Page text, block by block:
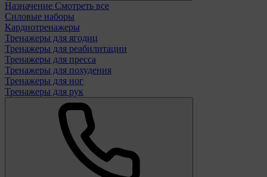
Назначение Смотреть все
Силовые наборы
Кардиотренажеры
Тренажеры для ягодиц
Тренажеры для реабилитации
Тренажеры для пресса
Тренажеры для похудения
Тренажеры для ног
Тренажеры для рук